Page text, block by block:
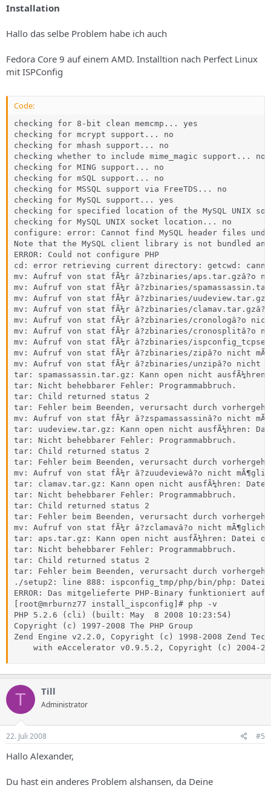
Installation
Hallo das selbe Problem habe ich auch
Fedora Core 9 auf einem AMD. Installtion nach Perfect Linux
mit ISPConfig
Code:
checking for 8-bit clean memcmp... yes
checking for mcrypt support... no
checking for mhash support... no
checking whether to include mime_magic support... no
checking for MING support... no
checking for mSQL support... no
checking for MSSQL support via FreeTDS... no
checking for MySQL support... yes
checking for specified location of the MySQL UNIX
checking for MySQL UNIX socket location... no
configure: error: Cannot find MySQL header files
Note that the MySQL client library is not bundled
ERROR: Could not configure PHP
cd: error retrieving current directory: getcwd:
mv: Aufruf von stat fÃ¼r â?zbinaries/aps.tar.gzâ?o
mv: Aufruf von stat fÃ¼r â?zbinaries/
mv: Aufruf von stat fÃ¼r â?zbinaries/
mv: Aufruf von stat fÃ¼r â?zbinaries/
mv: Aufruf von stat fÃ¼r â?zbinaries/cronologâ?o
mv: Aufruf von stat fÃ¼r â?zbinaries/cronosplitâ?o
mv: Aufruf von stat fÃ¼r â?zbinaries/
mv: Aufruf von stat fÃ¼r â?zbinaries/zipâ?o nicht
mv: Aufruf von stat fÃ¼r â?zbinaries/unzipâ?o nicht
tar: spamassassin.tar.gz: Kann open nicht
tar: Nicht behebbarer Fehler: Programmabbruch.
tar: Child returned status 2
tar: Fehler beim Beenden, verursacht durch
mv: Aufruf von stat fÃ¼r â?zspamassassinâ?o nicht
tar: uudeview.tar.gz: Kann open nicht ausfÃ¼hren:
tar: Nicht behebbarer Fehler: Programmabbruch.
tar: Child returned status 2
tar: Fehler beim Beenden, verursacht durch
mv: Aufruf von stat fÃ¼r â?zuudeviewâ?o nicht
tar: clamav.tar.gz: Kann open nicht ausfÃ¼hren:
tar: Nicht behebbarer Fehler: Programmabbruch.
tar: Child returned status 2
tar: Fehler beim Beenden, verursacht durch
mv: Aufruf von stat fÃ¼r â?zclamavâ?o nicht
tar: aps.tar.gz: Kann open nicht ausfÃ¼hren: Datei
tar: Nicht behebbarer Fehler: Programmabbruch.
tar: Child returned status 2
tar: Fehler beim Beenden, verursacht durch
./setup2: line 888: ispconfig_tmp/php/bin/php: Datei
ERROR: Das mitgelieferte PHP-Binary funktioniert
[root@mrburnz77 install_ispconfig]# php -v
PHP 5.2.6 (cli) (built: May  8 2008 10:23:54)
Copyright (c) 1997-2008 The PHP Group
Zend Engine v2.2.0, Copyright (c) 1998-2008 Zend
with eAccelerator v0.9.5.2, Copyright (c) 2004-
T Till
Administrator
22. Juli 2008 #5
Hallo Alexander,
Du hast ein anderes Problem alshansen, da Deine